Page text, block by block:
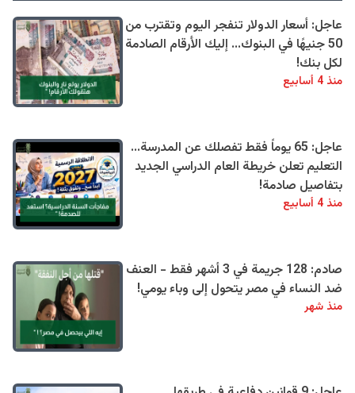
عاجل: أسعار الدولار تنفجر اليوم وتقترب من
50 جنيهًا في البنوك... إليك الأرقام الصادمة
لكل بنك!
منذ 4 أسابيع
عاجل: 65 يوماً فقط تفصلك عن المدرسة...
التعليم تعلن خريطة العام الدراسي الجديد
بتفاصيل صادمة!
منذ 4 أسابيع
صادم: 128 جريمة في 3 أشهر فقط - العنف
ضد النساء في مصر يتحول إلى وباء يومي!
منذ شهر